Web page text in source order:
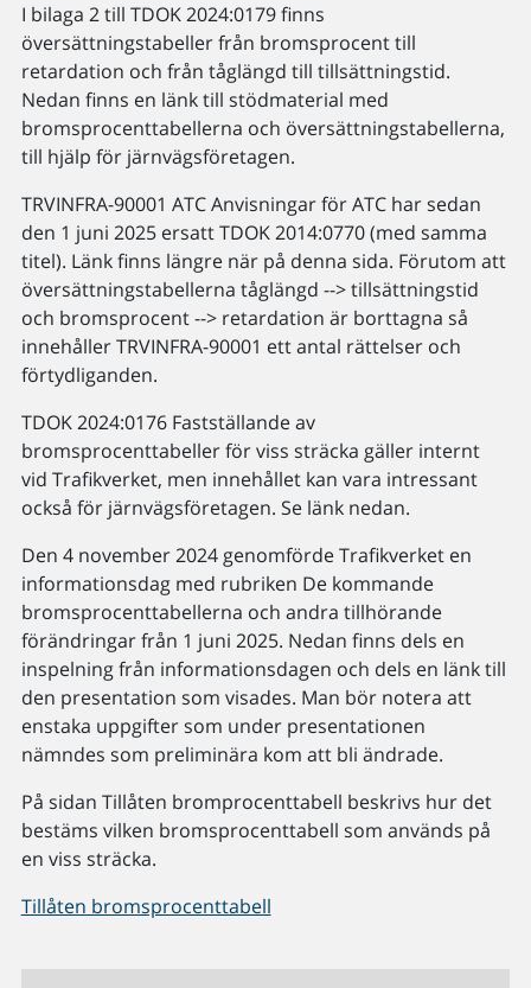
I bilaga 2 till TDOK 2024:0179 finns
översättningstabeller från bromsprocent till
retardation och från tåglängd till tillsättningstid.
Nedan finns en länk till stödmaterial med
bromsprocenttabellerna och översättningstabellerna,
till hjälp för järnvägsföretagen.
TRVINFRA-90001 ATC Anvisningar för ATC har sedan
den 1 juni 2025 ersatt TDOK 2014:0770 (med samma
titel). Länk finns längre när på denna sida. Förutom att
översättningstabellerna tåglängd --> tillsättningstid
och bromsprocent --> retardation är borttagna så
innehåller TRVINFRA-90001 ett antal rättelser och
förtydliganden.
TDOK 2024:0176 Fastställande av
bromsprocenttabeller för viss sträcka gäller internt
vid Trafikverket, men innehållet kan vara intressant
också för järnvägsföretagen. Se länk nedan.
Den 4 november 2024 genomförde Trafikverket en
informationsdag med rubriken De kommande
bromsprocenttabellerna och andra tillhörande
förändringar från 1 juni 2025. Nedan finns dels en
inspelning från informationsdagen och dels en länk till
den presentation som visades. Man bör notera att
enstaka uppgifter som under presentationen
nämndes som preliminära kom att bli ändrade.
På sidan Tillåten bromprocenttabell beskrivs hur det
bestäms vilken bromsprocenttabell som används på
en viss sträcka.
Tillåten bromsprocenttabell